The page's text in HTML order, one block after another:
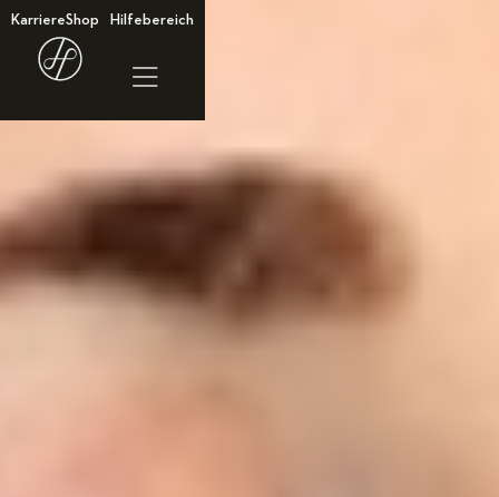
KarriereShop Hilfebereich